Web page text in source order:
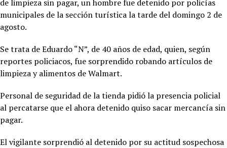
de limpieza sin pagar, un hombre fue detenido por policías
municipales de la sección turística la tarde del domingo 2 de
agosto.
Se trata de Eduardo “N”, de 40 años de edad, quien, según
reportes policiacos, fue sorprendido robando artículos de
limpieza y alimentos de Walmart.
Personal de seguridad de la tienda pidió la presencia policial
al percatarse que el ahora detenido quiso sacar mercancía sin
pagar.
El vigilante sorprendió al detenido por su actitud sospechosa